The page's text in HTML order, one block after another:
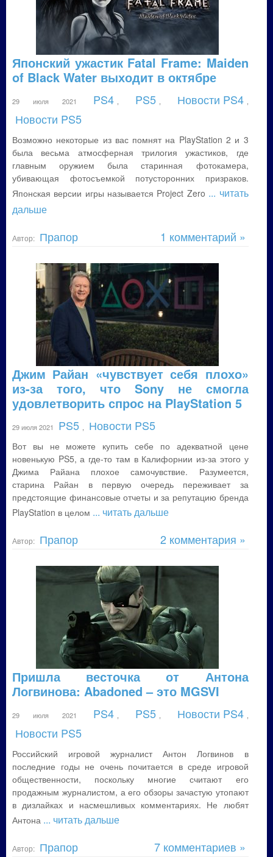
Японский ужастик Fatal Frame: Maiden
of Black Water выходит в октябре
29 июля 2021 PS4 PS5 Новости PS4
Новости PS5
Возможно некоторые из вас помнят на PlayStation 2 и 3
была весьма атмосферная трилогия ужастиков, где
главным оружием была старинная фотокамера,
убивающая фотосъемкой потусторонних призраков.
Японская версии игры называется Project Zero ... читать
дальше
Автор: Прапор 1 комментарий »
Джим Райан «чувствует себя плохо»
из-за того, что Sony не смогла
удовлетворить спрос на PlayStation 5
29 июля 2021 PS5 Новости PS5
Вот вы не можете купить себе по адекватной цене
новенькую PS5, а где-то там в Калифорнии из-за этого у
Джима Райана плохое самочувствие. Разумеется,
старина Райан в первую очередь переживает за
предстоящие финансовые отчеты и за репутацию бренда
PlayStation в целом ... читать дальше
Автор: Прапор 2 комментария »
Пришла весточка от Антона
Логвинова: Abadoned – это MGSVI
29 июля 2021 PS4 PS5 Новости PS4
Новости PS5
Российский игровой журналист Антон Логвинов в
последние годы не очень почитается в среде игровой
общественности, поскольку многие считают его
продажным журналистом, а его обзоры зачастую утопают
в дизлайках и насмешливых комментариях. Не любят
Антона ... читать дальше
Автор: Прапор 7 комментариев »